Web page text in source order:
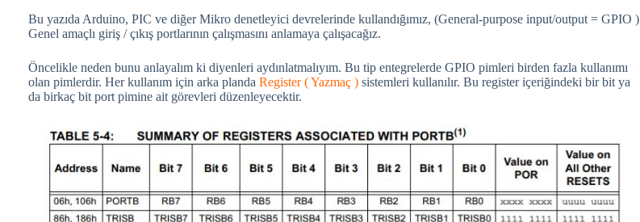
Bu yazıda Arduino, PIC ve diğer Mikro denetleyici devrelerinde kullandığımız, (General-purpose input/output = GPIO )
Genel amaçlı giriş / çıkış portlarının çalışmasını anlamaya çalışacağız.
Öncelikle neden bunu anlayalım ki diyenleri aydınlatmalıyım. Bu tip entegrelerde GPIO pimleri birden fazla kullanımı
olan pimlerdir. Her kullanım için arka planda Register ( Yazmaç ) sistemleri kullanılır. Bu register içeriğindeki bir bit ya
da birkaç bit port pimine ait görevleri düzenleyecektir.